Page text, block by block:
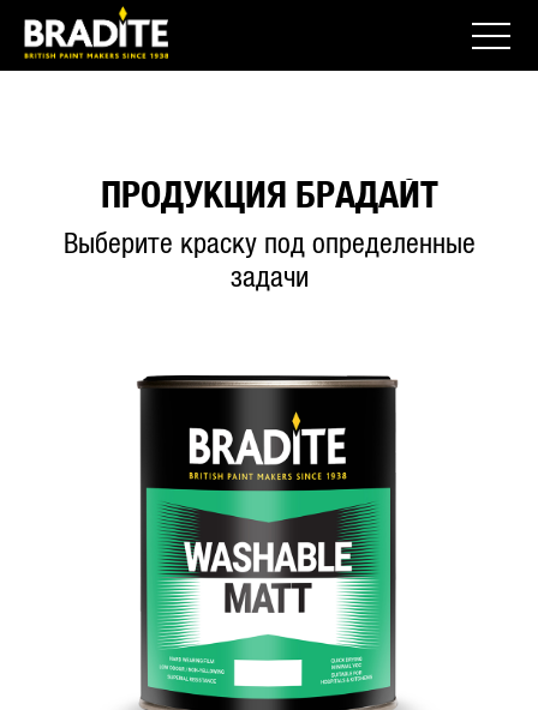
ПРОДУКЦИЯ БРАДАЙТ
Выберите краску под определенные
задачи